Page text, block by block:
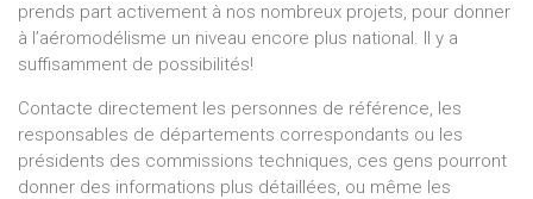
prends part activement à nos nombreux projets, pour donner
à l’aéromodélisme un niveau encore plus national. Il y a
suffisamment de possibilités!
Contacte directement les personnes de référence, les
responsables de départements correspondants ou les
présidents des commissions techniques, ces gens pourront
donner des informations plus détaillées, ou même les